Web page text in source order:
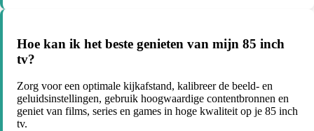
Hoe kan ik het beste genieten van mijn 85 inch
tv?
Zorg voor een optimale kijkafstand, kalibreer de beeld- en
geluidsinstellingen, gebruik hoogwaardige contentbronnen en
geniet van films, series en games in hoge kwaliteit op je 85 inch
tv.